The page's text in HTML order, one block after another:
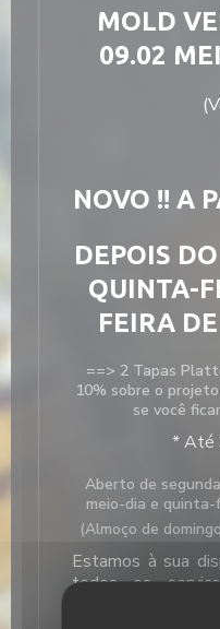
MOLD
09.02
NOVO !! A
DEPOIS
QUINTA-
FEIRA
==> 2 Tapas
10% sobre o
se você
* Até
Aberto de
meio-dia e quinta-
(Almoço de
Estamos à sua
todos os